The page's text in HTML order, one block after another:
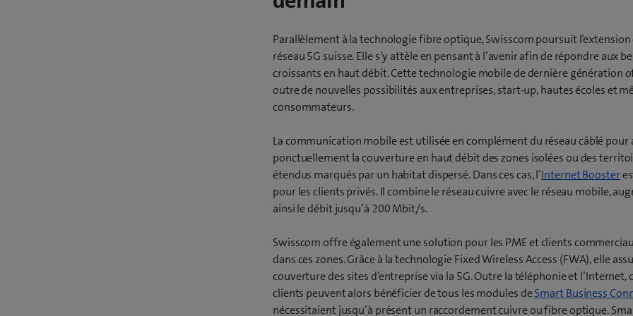
Parallèlement à la technologie fibre optique, Swisscom poursuit l’extension
réseau 5G suisse. Elle s’y attèle en pensant à l’avenir afin de répondre aux
croissants en haut débit. Cette technologie mobile de dernière génération
outre de nouvelles possibilités aux entreprises, start-up, hautes écoles et
consommateurs.
La communication mobile est utilisée en complément du réseau câblé pour
ponctuellement la couverture en haut débit des zones isolées ou des
étendus marqués par un habitat dispersé. Dans ces cas, l’Internet Booster
pour les clients privés. Il combine le réseau cuivre avec le réseau mobile,
ainsi le débit jusqu’à 200 Mbit/s.
Swisscom offre également une solution pour les PME et clients
dans ces zones. Grâce à la technologie Fixed Wireless Access (FWA), elle
couverture des sites d’entreprise via la 5G. Outre la téléphonie et l’Internet,
clients peuvent alors bénéficier de tous les modules deSmart Business
nécessitaient jusqu’à présent un raccordement cuivre ou fibre optique.